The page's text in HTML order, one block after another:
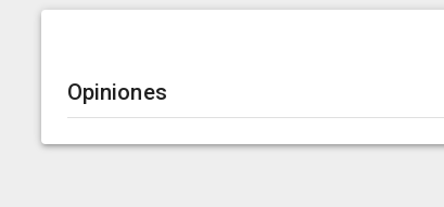
Opiniones